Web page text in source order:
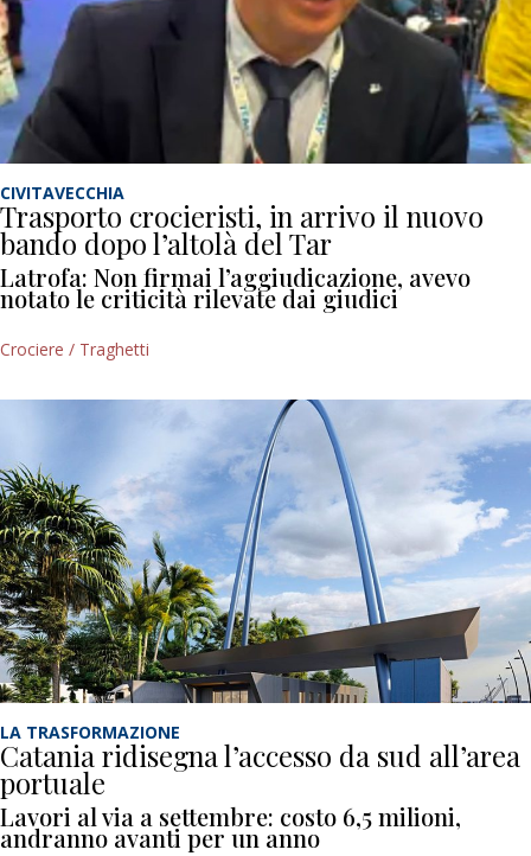
CIVITAVECCHIA
Trasporto crocieristi, in arrivo il nuovo
bando dopo l’altolà del Tar
Latrofa: Non firmai l’aggiudicazione, avevo
notato le criticità rilevate dai giudici
Crociere / Traghetti
LA TRASFORMAZIONE
Catania ridisegna l’accesso da sud all’area
portuale
Lavori al via a settembre: costo 6,5 milioni,
andranno avanti per un anno